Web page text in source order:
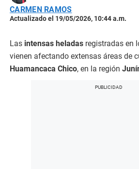
CARMEN RAMOS
Actualizado el 19/05/2026, 10:44 a.m.
Las intensas heladas registradas en
vienen afectando extensas áreas de
Huamancaca Chico, en la región